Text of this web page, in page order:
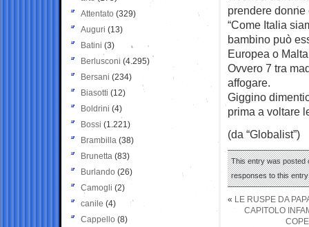
prendere donne
“Come Italia
bambino può
Europea o
Ovvero 7 tra
affogare.
Giggino
prima a voltare
(da “Globalist”)
This entry was posted
responses to this
« LE RUSPE DA
CAPITOLO
Attentato (329)
Auguri (13)
Batini (3)
Berlusconi (4.295)
Bersani (234)
Biasotti (12)
Boldrini (4)
Bossi (1.221)
Brambilla (38)
Brunetta (83)
Burlando (26)
Camogli (2)
canile (4)
Cappello (8)